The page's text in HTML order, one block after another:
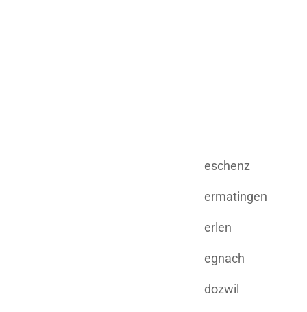
eschenz
ermatingen
erlen
egnach
dozwil